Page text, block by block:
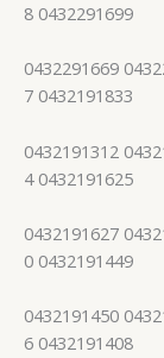
8 0432291699
0432291669
7 0432191833
0432191312
4 0432191625
0432191627
0 0432191449
0432191450
6 0432191408